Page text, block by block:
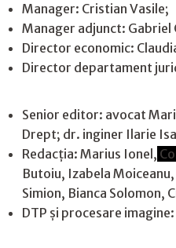
Manager: Cristian Vasile;
Manager adjunct: Gabriel
Director economic:
Director departament
Senior editor: avocat
Drept; dr. inginer Ilarie
Redacţia: Marius Ionel,
Butoiu, Izabela
Simion, Bianca Solomon,
DTP și procesare